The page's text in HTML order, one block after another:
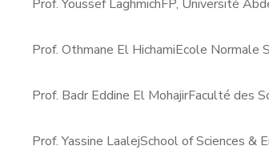
Prof. Youssef LaghmichFP, Université
Prof. Othmane El HichamiEcole Normale
Prof. Badr Eddine El MohajirFaculté des
Prof. Yassine LaalejSchool of Sciences &